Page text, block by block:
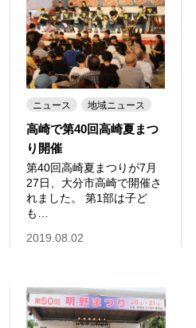
ニュース 地域ニュース
高崎で第40回高崎夏まつ
り開催
第40回高崎夏まつりが7月
27日、大分市高崎で開催さ
れました。 第1部は子ど
も…
2019.08.02